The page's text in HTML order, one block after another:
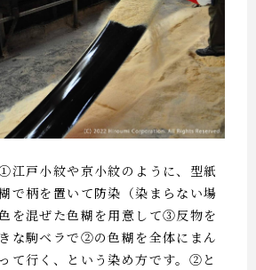
江戸小紋や京小紋のように、型紙
で柄を置いて防染（染まらない場
を混ぜた色糊を用意して③反物を
な駒ベラで②の色糊を全体にまん
て行く、という染め方です。②と